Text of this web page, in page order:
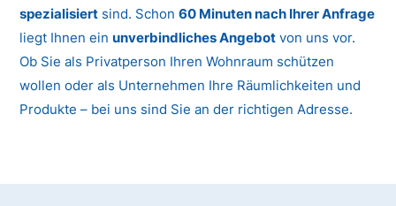
spezialisiert sind. Schon60 Minuten nach Ihrer Anfrage
liegt Ihnen ein unverbindliches Angebot von uns vor.
Ob Sie als Privatperson Ihren Wohnraum schützen
wollen oder als Unternehmen Ihre Räumlichkeiten und
Produkte – bei uns sind Sie an der richtigen Adresse.